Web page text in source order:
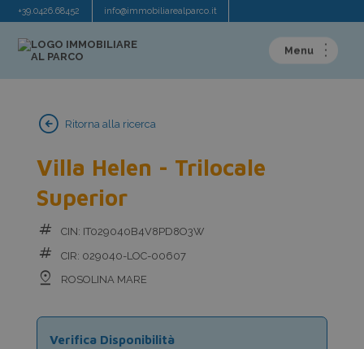
+39.0426.68452 info@immobiliarealparco.it
arrow_circle_left Ritorna alla ricerca
Villa Helen - Trilocale
Superior
tag CIN: IT029040B4V8PD8O3W
tag CIR: 029040-LOC-00607
pin_drop ROSOLINA MARE
Verifica Disponibilità